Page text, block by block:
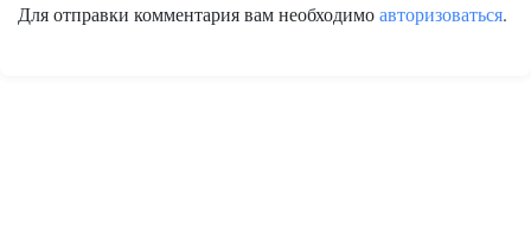
Для отправки комментария вам необходимоавторизоваться.